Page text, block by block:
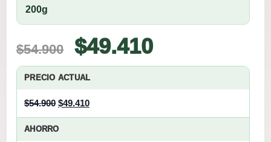
200g
$54.900
Original
price
$54.900.
$49.410Current
price
$49.410.
PRECIO ACTUAL
$54.900 Original
price
was:
$49.410Current
price
AHORRO